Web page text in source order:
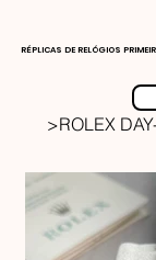
RÉPLICAS DE RELÓGIOS
>ROLEX